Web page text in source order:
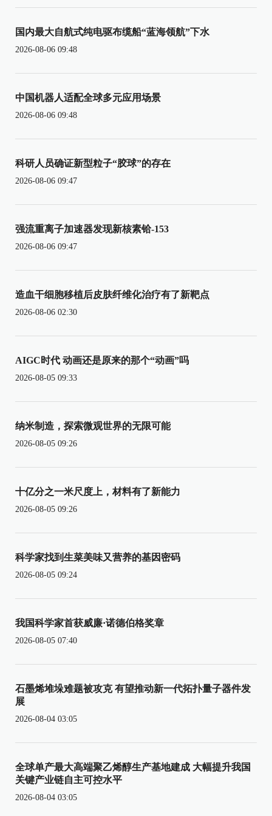
国内最大自航式纯电驱布缆船“蓝海领航”下水
2026-08-06 09:48
中国机器人适配全球多元应用场景
2026-08-06 09:48
科研人员确证新型粒子“胶球”的存在
2026-08-06 09:47
强流重离子加速器发现新核素铪-153
2026-08-06 09:47
造血干细胞移植后皮肤纤维化治疗有了新靶点
2026-08-06 02:30
AIGC时代 动画还是原来的那个“动画”吗
2026-08-05 09:33
纳米制造，探索微观世界的无限可能
2026-08-05 09:26
十亿分之一米尺度上，材料有了新能力
2026-08-05 09:26
科学家找到生菜美味又营养的基因密码
2026-08-05 09:24
我国科学家首获威廉·诺德伯格奖章
2026-08-05 07:40
石墨烯堆垛难题被攻克 有望推动新一代拓扑量子器件发
展
2026-08-04 03:05
全球单产最大高端聚乙烯醇生产基地建成 大幅提升我国
关键产业链自主可控水平
2026-08-04 03:05